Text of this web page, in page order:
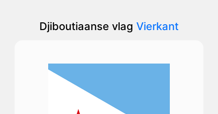
Djiboutiaanse vlag Vierkant